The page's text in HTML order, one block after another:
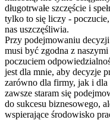
długotrwałe szczęście i
tylko to się liczy -
nas uszczęśliwia.
Przy podejmowaniu
musi być zgodna z
poczuciem
jest dla mnie, aby decyzje
zarówno dla firmy, jak i
zawsze staram się
do sukcesu biznesowego,
wspierające środowisko